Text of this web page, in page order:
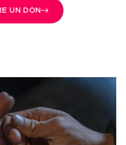
UN DON